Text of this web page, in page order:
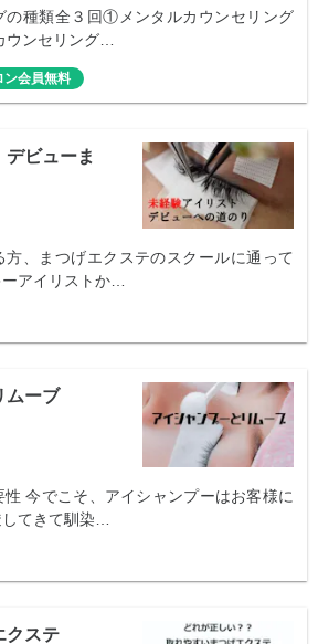
の種類全３回①メンタルカウンセリング
ウンセリング…
ン会員無料
ビューま
方、まつげエクステのスクールに通って
アイリストか…
ムーブ
今でこそ、アイシャンプーはお客様に
てきて馴染…
クステ